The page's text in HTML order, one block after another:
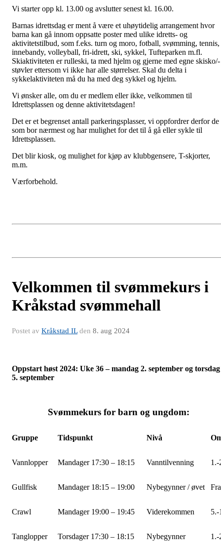
Vi starter opp kl. 13.00 og avslutter senest kl. 16.00.
Barnas idrettsdag er ment å være et uhøytidelig arrangement hvor
barna kan gå innom oppsatte poster med ulike idretts- og
aktivitetstilbud, som f.eks. turn og moro, fotball, svømming, tennis,
innebandy, volleyball, fri-idrett, ski, sykkel, Tufteparken m.fl.
Skiaktiviteten er rulleski, ta med hjelm og gjerne med egne skisko/-
støvler ettersom vi ikke har alle størrelser. Skal du delta i
sykkelaktiviteten må du ha med deg sykkel og hjelm.
Vi ønsker alle, om du er medlem eller ikke, velkommen til
Idrettsplassen og denne aktivitetsdagen!
Det er et begrenset antall parkeringsplasser, vi oppfordrer derfor de
som bor nærmest og har mulighet for det til å gå eller sykle til
Idrettsplassen.
Det blir kiosk, og mulighet for kjøp av klubbgensere, T-skjorter,
m.m.
Værforbehold.
Velkommen til svømmekurs i
Kråkstad svømmehall
Postet av Kråkstad ILden 8. aug 2024
Oppstart høst 2024: Uke 36 – mandag 2. september og torsdag
5. september
Svømmekurs for barn og ungdom:
Gruppe Tidspunkt Nivå
Vannlopper Mandager 17:30 – 18:15 Vanntilvenning 1.-
Gullfisk Mandager 18:15 – 19:00 Nybegynner / øvet
Crawl Mandager 19:00 – 19:45 Viderekommen 5.-
Tanglopper Torsdager 17:30 – 18:15 Nybegynner 1.-